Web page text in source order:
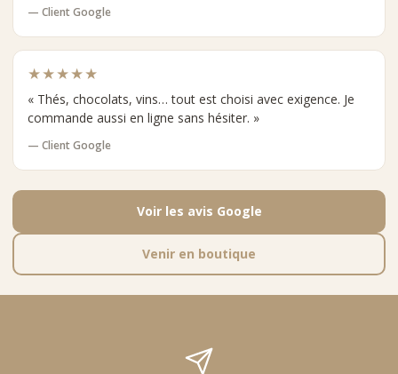
— Client Google
★★★★★
« Thés, chocolats, vins… tout est choisi avec exigence. Je
commande aussi en ligne sans hésiter. »
— Client Google
Voir les avis Google
Venir en boutique